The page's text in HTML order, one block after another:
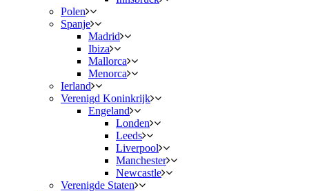
Polen
Spanje
Madrid
Ibiza
Mallorca
Menorca
Ierland
Verenigd Koninkrijk
Engeland
Londen
Leeds
Liverpool
Manchester
Newcastle
Verenigde Staten